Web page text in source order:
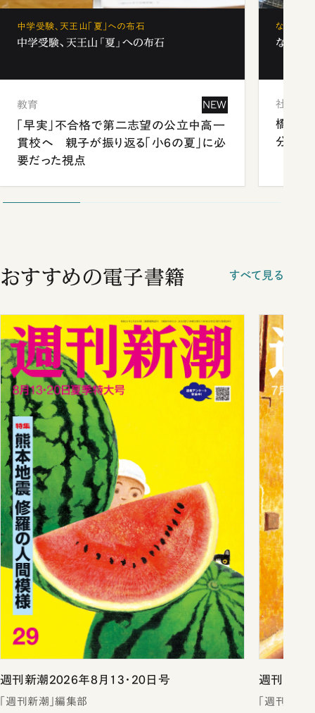
中学受験、天王山「夏」への布石
中学受験、天王山「夏」への布石
教育 NEW
「早実」不合格で第二志望の公立中高一
貫校へ 親子が振り返る「小6の夏」に必
要だった視点
なぜ「フ
なぜ「
社会
橋本愛
分 佐
おすすめの電子書籍 すべて見る
週刊新潮2026年8月13・20日号
「週刊新潮」編集部
週刊新潮
「週刊新潮